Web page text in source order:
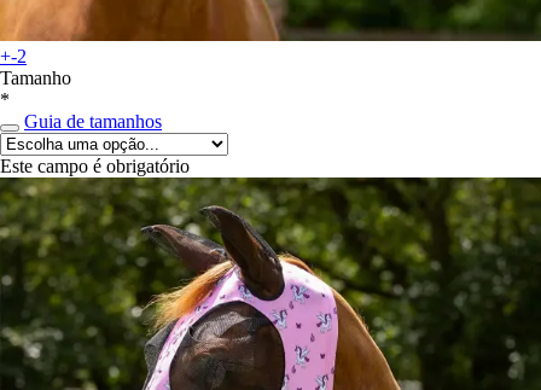
+-2
Tamanho
*
Guia de tamanhos
Este campo é obrigatório